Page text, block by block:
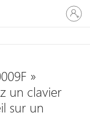
vous
à
compte
»
un clavier
sur un